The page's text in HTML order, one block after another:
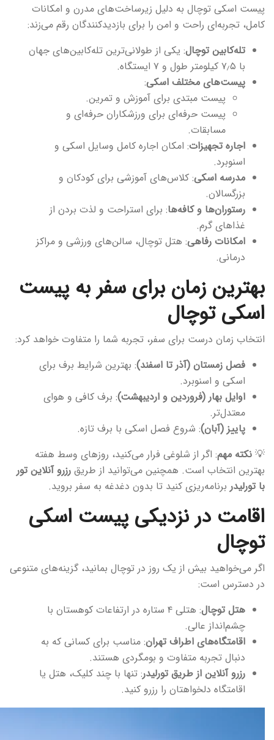
پیست اسکی توچال به دلیل زیرساخت‌های مدرن و امکانات
کامل، تجربه‌ای راحت و امن را برای بازدیدکنندگان رقم می‌زند:
تله‌کابین توچال: یکی از طولانی‌ترین تله‌کابین‌های جهان
با ۷٫۵ کیلومتر طول و ۷ ایستگاه.
پیست‌های مختلف اسکی:
پیست مبتدی برای آموزش و تمرین.
پیست حرفه‌ای برای ورزشکاران حرفه‌ای و
مسابقات.
اجاره تجهیزات: امکان اجاره کامل وسایل اسکی و
اسنوبرد.
مدرسه اسکی: کلاس‌های آموزشی برای کودکان و
بزرگسالان.
رستوران‌ها و کافه‌ها: برای استراحت و لذت بردن از
غذاهای گرم.
امکانات رفاهی: هتل توچال، سالن‌های ورزشی و مراکز
درمانی.
بهترین زمان برای سفر به پیست
اسکی توچال
انتخاب زمان درست برای سفر، تجربه شما را متفاوت خواهد کرد:
فصل زمستان (آذر تا اسفند): بهترین شرایط برف برای
اسکی و اسنوبرد.
اوایل بهار (فروردین و اردیبهشت): برف کافی و هوای
معتدل‌تر.
پاییز (آبان): شروع فصل اسکی با برف تازه.
💡 نکته مهم: اگر از شلوغی فرار می‌کنید، روزهای وسط هفته
بهترین انتخاب است. همچنین می‌توانید از طریق رزرو آنلاین تور
با تورلیدر برنامه‌ریزی کنید تا بدون دغدغه به سفر بروید.
اقامت در نزدیکی پیست اسکی
توچال
اگر می‌خواهید بیش از یک روز در توچال بمانید، گزینه‌های متنوعی
در دسترس است:
هتل توچال
: هتلی ۴ ستاره در ارتفاعات کوهستان با
چشم‌انداز عالی.
اقامتگاه‌های اطراف تهران: مناسب برای کسانی که به
دنبال تجربه متفاوت و بومگردی هستند.
رزرو آنلاین از طریق تورلیدر: تنها با چند کلیک، هتل یا
اقامتگاه دلخواهتان را رزرو کنید.